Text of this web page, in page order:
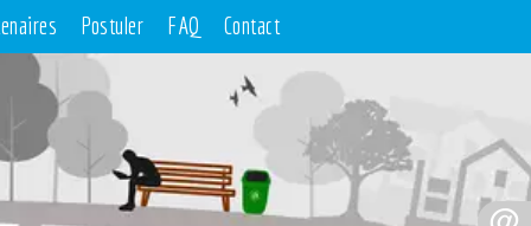
Postuler FAQ Contact